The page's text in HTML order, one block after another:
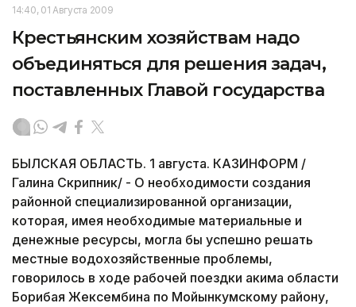
14:40, 01 Августа 2009
Крестьянским хозяйствам надо
объединяться для решения задач,
поставленных Главой государства
БЫЛСКАЯ ОБЛАСТЬ. 1 августа. КАЗИНФОРМ /
Галина Скрипник/ - О необходимости создания
районной специализированной организации,
которая, имея необходимые материальные и
денежные ресурсы, могла бы успешно решать
местные водохозяйственные проблемы,
говорилось в ходе рабочей поездки акима области
Борибая Жексембина по Мойынкумскому району,